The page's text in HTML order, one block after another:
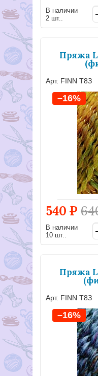
В наличии
2 шт..
Пряжа
Арт. FINN Т8З
540 Р
–16%
В наличии
10 шт..
Пряжа
Арт. FINN Т8З
–16%